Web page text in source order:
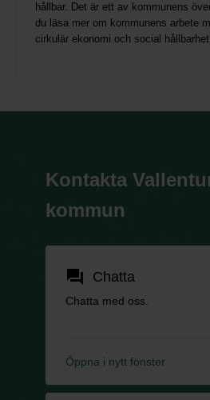
hållbar. Det är ett av kommunens
du läsa mer om kommunens arbete
cirkulär ekonomi och social
Kontakta
kommun
forum Chatta
Chatta med oss.
Öppna i nytt fönster